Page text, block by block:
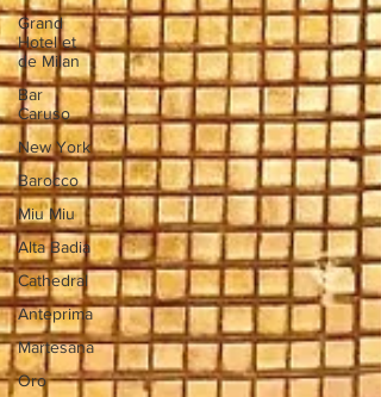
Grand
Hotel et
de Milan
Bar
Caruso
New York
Barocco
Miu Miu
Alta Badia
Cathedral
Anteprima
Martesana
Oro